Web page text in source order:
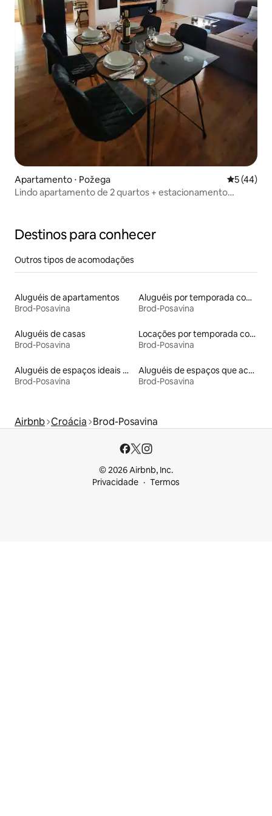
Apartamento ⋅ Požega 5 de uma
5 (44)
Lindo apartamento de 2 quartos + estacionamento
Destinos para conhecer
Outros tipos de acomodações
Aluguéis de apartamentos
Brod-Posavina
Aluguéis por temporada com banheira de hidromassagem
Brod-Posavina
Aluguéis de casas
Brod-Posavina
Locações por temporada com piscina
Brod-Posavina
Aluguéis de espaços ideais para famílias
Brod-Posavina
Aluguéis de espaços que aceitam animais de estimação
Brod-Posavina
Airbnb Croácia Brod-Posavina
© 2026 Airbnb, Inc.
Privacidade
Termos